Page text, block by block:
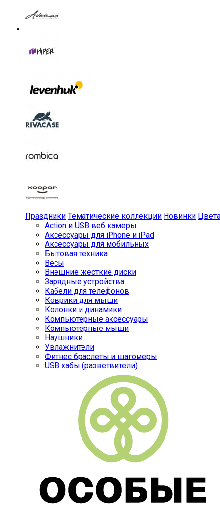
Праздники Тематические коллекции Новинки Цвета
Action и USB веб камеры
Аксессуары для iPhone и iPad
Аксессуары для мобильных
Бытовая техника
Весы
Внешние жесткие диски
Зарядные устройства
Кабели для телефонов
Коврики для мыши
Колонки и динамики
Компьютерные аксессуары
Компьютерные мыши
Наушники
Увлажнители
Фитнес браслеты и шагомеры
USB хабы (разветвители)